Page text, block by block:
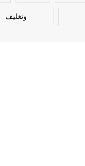
وتغليف